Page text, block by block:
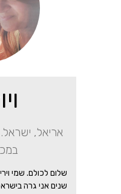
אריאל,
שנים אני גרה